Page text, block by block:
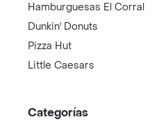
Hamburguesas El Corral
Dunkin' Donuts
Pizza Hut
Little Caesars
Categorías